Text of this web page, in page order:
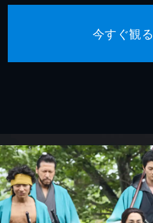
今すぐ観る